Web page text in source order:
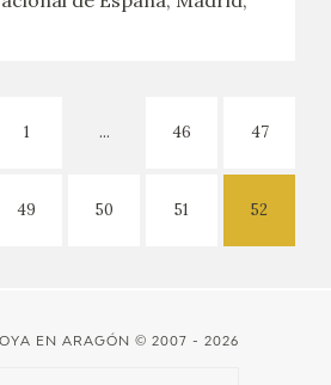
1 ... 46 47
49 50 51 52
EN ARAGÓN © 2007 - 2026